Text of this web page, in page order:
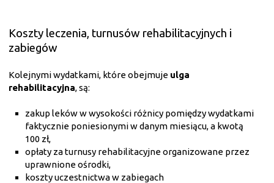
Koszty leczenia, turnusów rehabilitacyjnych i
zabiegów
Kolejnymi wydatkami, które obejmuje ulga
rehabilitacyjna, są:
zakup leków w wysokości różnicy pomiędzy wydatkami
faktycznie poniesionymi w danym miesiącu, a kwotą
100 zł,
opłaty za turnusy rehabilitacyjne organizowane przez
uprawnione ośrodki,
koszty uczestnictwa w zabiegach